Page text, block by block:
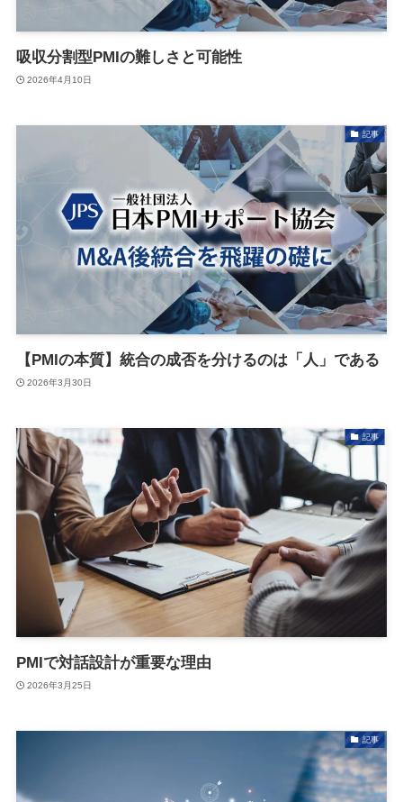
吸収分割型PMIの難しさと可能性
2026年4月10日
記事
【PMIの本質】統合の成否を分けるのは「人」である
2026年3月30日
記事
PMIで対話設計が重要な理由
2026年3月25日
記事